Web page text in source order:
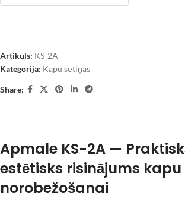
Artikuls: KS-2A
Kategorija: Kapu sētiņas
Share:
Apmale KS-2A —
estētisks risinājums
norobežošanai